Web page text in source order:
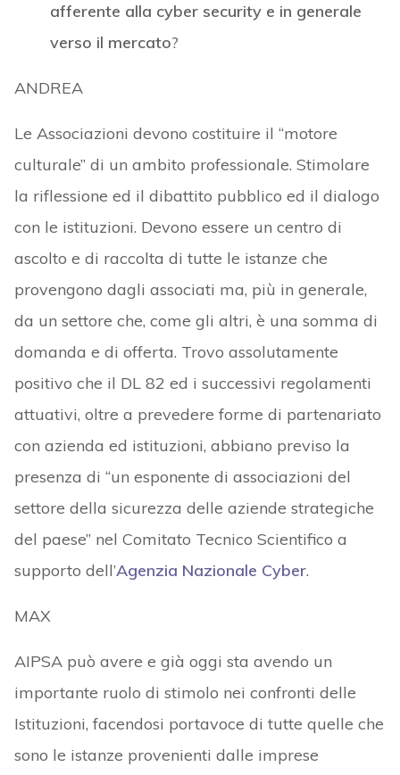
afferente alla cyber security e in generale
verso il mercato?
ANDREA
Le Associazioni devono costituire il “motore
culturale” di un ambito professionale. Stimolare
la riflessione ed il dibattito pubblico ed il dialogo
con le istituzioni. Devono essere un centro di
ascolto e di raccolta di tutte le istanze che
provengono dagli associati ma, più in generale,
da un settore che, come gli altri, è una somma di
domanda e di offerta. Trovo assolutamente
positivo che il DL 82 ed i successivi regolamenti
attuativi, oltre a prevedere forme di partenariato
con azienda ed istituzioni, abbiano previso la
presenza di “un esponente di associazioni del
settore della sicurezza delle aziende strategiche
del paese” nel Comitato Tecnico Scientifico a
supporto dell’Agenzia Nazionale Cyber.
MAX
AIPSA può avere e già oggi sta avendo un
importante ruolo di stimolo nei confronti delle
Istituzioni, facendosi portavoce di tutte quelle che
sono le istanze provenienti dalle imprese